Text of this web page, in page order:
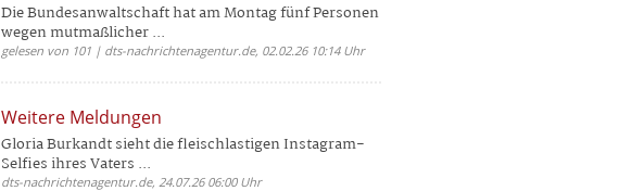
Die Bundesanwaltschaft hat am Montag fünf Personen
wegen mutmaßlicher ...
gelesen von 101 | dts-nachrichtenagentur.de, 02.02.26 10:14 Uhr
Weitere Meldungen
Gloria Burkandt sieht die fleischlastigen Instagram-
Selfies ihres Vaters ...
dts-nachrichtenagentur.de, 24.07.26 06:00 Uhr